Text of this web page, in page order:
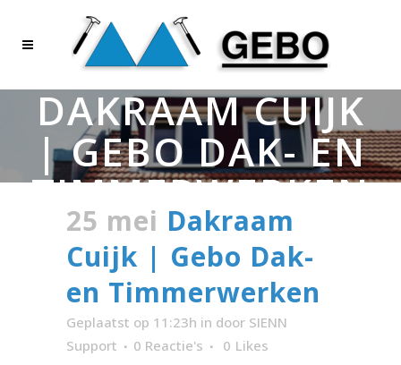
DAKRAAM CUIJK
| GEBO DAK- EN
TIMMERWERKEN
25 mei Dakraam
Cuijk | Gebo Dak-
en Timmerwerken
Geplaatst op 11:23h in door SIENN
Support
0 Reactie's 0 Likes